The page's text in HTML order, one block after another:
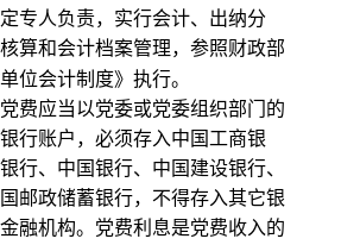
专人负责，实行会计、出纳分
算和会计档案管理，参照财政部
位会计制度》执行。
费应当以党委或党委组织部门的
行账户，必须存入中国工商银
行、中国银行、中国建设银行、
邮政储蓄银行，不得存入其它银
融机构。党费利息是党费收入的